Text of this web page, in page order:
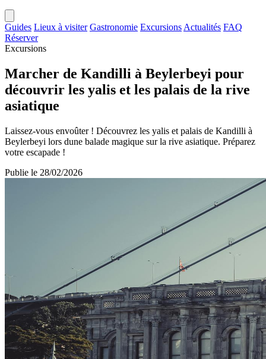
Guides Lieux à visiter Gastronomie Excursions Actualités FAQ
Réserver
Excursions
Marcher de Kandilli à Beylerbeyi pour
découvrir les yalis et les palais de la rive
asiatique
Laissez-vous envoûter ! Découvrez les yalis et palais de Kandilli à
Beylerbeyi lors dune balade magique sur la rive asiatique. Préparez
votre escapade !
Publie le 28/02/2026